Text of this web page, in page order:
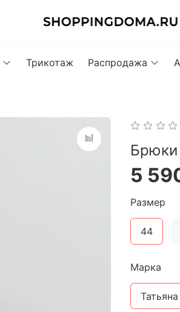
Трикотаж Распродажа
Брюки
5
Размер
44
Марка